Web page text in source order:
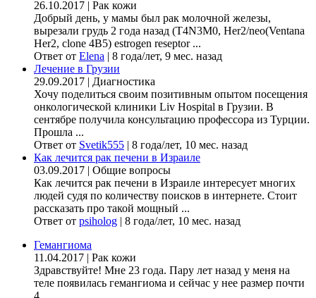
26.10.2017 | Рак кожи
Добрый день, у мамы был рак молочной железы,
вырезали грудь 2 года назад (Т4N3M0, Her2/neo(Ventana
Her2, clone 4B5) estrogen reseptor ...
Ответ от Elena | 8 года/лет, 9 мес. назад
Лечение в Грузии
29.09.2017 | Диагностика
Хочу поделиться своим позитивным опытом посещения
онкологической клиники Liv Hospital в Грузии. В
сентябре получила консультацию профессора из Турции.
Прошла ...
Ответ от Svetik555 | 8 года/лет, 10 мес. назад
Как лечится рак печени в Израиле
03.09.2017 | Общие вопросы
Как лечится рак печени в Израиле интересует многих
людей судя по количеству поисков в интернете. Стоит
рассказать про такой мощный ...
Ответ от psiholog | 8 года/лет, 10 мес. назад
Гемангиома
11.04.2017 | Рак кожи
Здравствуйте! Мне 23 года. Пару лет назад у меня на
теле появилась гемангиома и сейчас у нее размер почти